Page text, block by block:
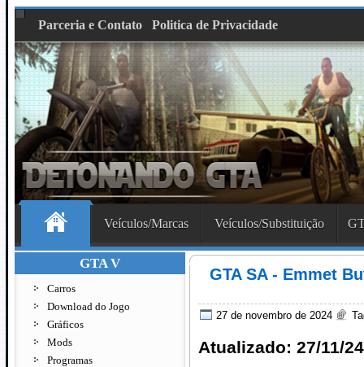
Parceria e Contato Politica de Privacidade
Veículos/Marcas Veículos/Substituição
GTA V
Carros
Download do Jogo
Gráficos
Mods
Programas
GTA SA - Emmet
27 de novembro de 2024
Atualizado: 27/11/24